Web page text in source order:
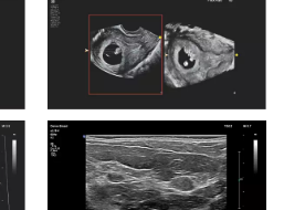
2
3D9-3v – рання ОП з
FlexVue